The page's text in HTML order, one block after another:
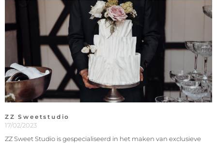
ZZ Sweetstudio
17/02/2023
ZZ Sweet Studio is gespecialiseerd in het maken van exclusieve